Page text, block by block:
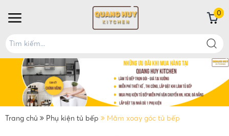
0
Trang chủ Phụ kiện tủ bếp Mâm xoay góc tủ bếp